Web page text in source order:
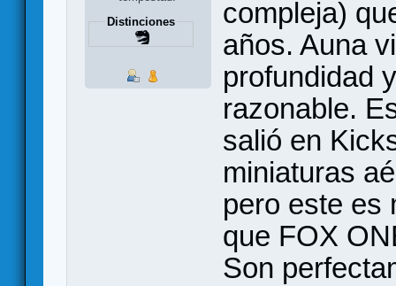
Distinciones
compleja)
años. Auna
profundidad
razonable.
salió en
miniaturas
pero este es
que FOX
Son